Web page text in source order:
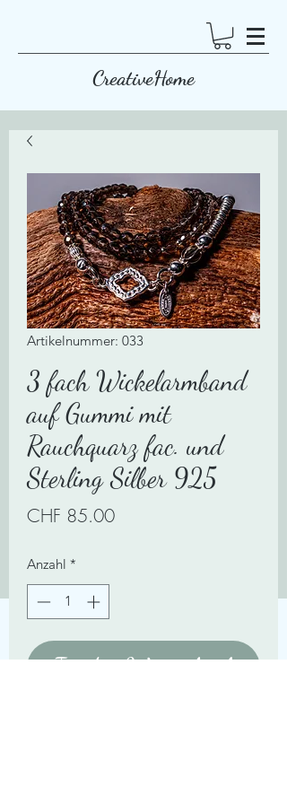
CreativeHome
Artikelnummer: 033
3 fach Wickelarmband
auf Gummi mit
Rauchquarz fac. und
Sterling Silber 925
CHF 85.00Preis
Anzahl *
In den Warenkorb